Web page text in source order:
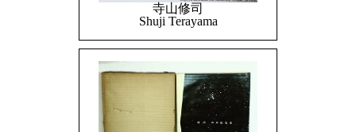
寺山修司
Shuji Terayama